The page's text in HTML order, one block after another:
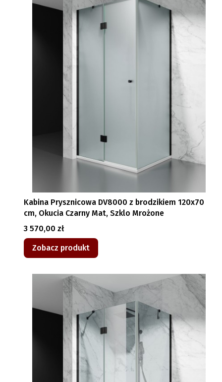
Kabina Prysznicowa DV8000 z brodzikiem 120x70
cm, Okucia Czarny Mat, Szklo Mrożone
Cena
3 570,00 zł
Zobacz produkt